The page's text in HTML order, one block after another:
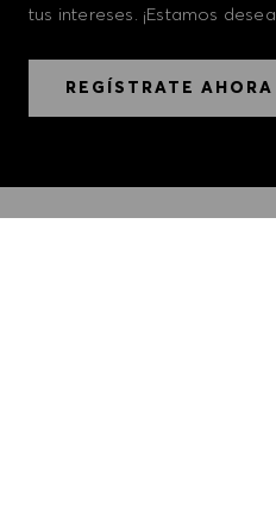
tus intereses. ¡Estamos
REGÍSTRATE AHORA